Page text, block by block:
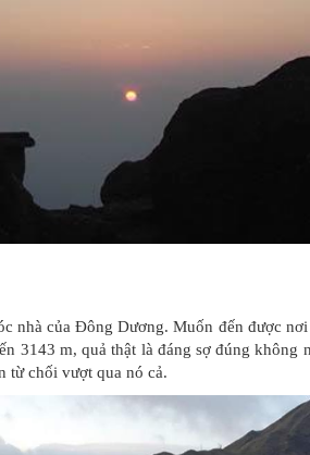
nhà của Đông Dương. Muốn đến được
3143 m, quả thật là đáng sợ đúng không
từ chối vượt qua nó cả.